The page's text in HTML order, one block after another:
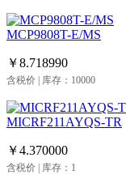
MCP9808T-E/MS
￥8.718990
含税价 | 库存：10000
MICRF211AYQS-TR
￥4.370000
含税价 | 库存：1